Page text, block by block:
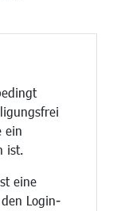
ein
ist.
eine
Login-